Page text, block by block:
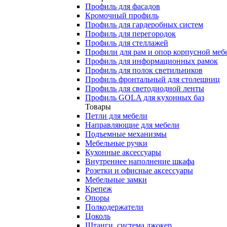
Профиль для фасадов
Кромочный профиль
Профиль для гардеробных систем
Профиль для перегородок
Профиль для стеллажей
Профили для рам и опор корпусной
Профиль для информационных рамок
Профиль для полок светильников
Профиль фронтальный для столешниц
Профиль для светодиодной ленты
Профиль GOLA для кухонных баз
Товары
Петли для мебели
Направляющие для мебели
Подъемные механизмы
Мебельные ручки
Кухонные аксессуары
Внутреннее наполнение шкафа
Розетки и офисные аксессуары
Мебельные замки
Крепеж
Опоры
Полкодержатели
Цоколь
Штанги, система джокер